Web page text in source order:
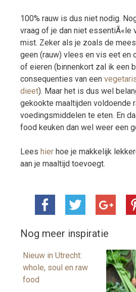
100% rauw is dus niet nodig.
vraag of je dan niet
mist. Zeker als je zoals de
geen (rauw) vlees en vis eet en
of eieren (binnenkort zal ik een
consequenties van een
dieet). Maar het is dus wel
gekookte maaltijden voldoende
voedingsmiddelen te eten. En
food keuken dan wel weer een
Lees hier hoe je makkelijk
aan je maaltijd toevoegt.
Nog meer inspiratie
Nieuw in Utrecht:
whole, soul en raw
food